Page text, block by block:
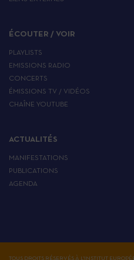
ÉCOUTER / VOIR
PLAYLISTS
EMISSIONS RADIO
CONCERTS
ÉMISSIONS TV / VIDÉOS
CHAÎNE YOUTUBE
ACTUALITÉS
MANIFESTATIONS
PUBLICATIONS
AGENDA
TOUS DROITS RÉSERVÉS À L'INSTITUT